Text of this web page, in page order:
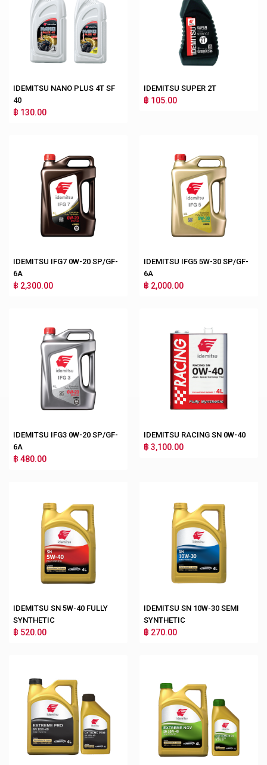
IDEMITSU NANO PLUS 4T SF
40
฿ 130.00
IDEMITSU SUPER 2T
฿ 105.00
IDEMITSU IFG7 0W-20 SP/GF-
6A
฿ 2,300.00
IDEMITSU IFG5 5W-30 SP/GF-
6A
฿ 2,000.00
IDEMITSU IFG3 0W-20 SP/GF-
6A
฿ 480.00
IDEMITSU RACING SN 0W-40
฿ 3,100.00
IDEMITSU SN 5W-40 FULLY
SYNTHETIC
฿ 520.00
IDEMITSU SN 10W-30 SEMI
SYNTHETIC
฿ 270.00